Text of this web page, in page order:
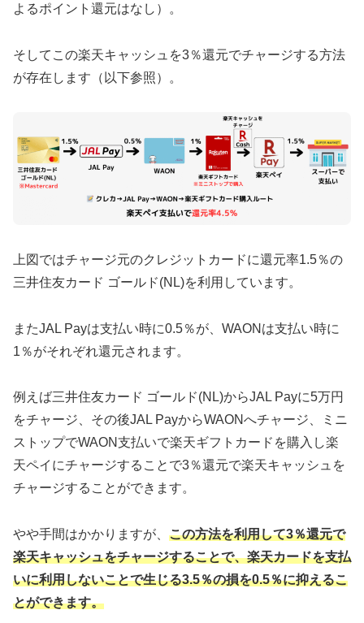
よるポイント還元はなし）。
そしてこの楽天キャッシュを3％還元でチャージする方法
が存在します（以下参照）。
上図ではチャージ元のクレジットカードに還元率1.5％の
三井住友カード ゴールド(NL)を利用しています。
またJAL Payは支払い時に0.5％が、WAONは支払い時に
1％がそれぞれ還元されます。
例えば三井住友カード ゴールド(NL)からJAL Payに5万円
をチャージ、その後JAL PayからWAONへチャージ、ミニ
ストップでWAON支払いで楽天ギフトカードを購入し楽
天ペイにチャージすることで3％還元で楽天キャッシュを
チャージすることができます。
やや手間はかかりますが、 この方法を利用して3％還元で
楽天キャッシュをチャージすることで、楽天カードを支払
いに利用しないことで生じる3.5％の損を0.5％に抑えるこ
とができます。